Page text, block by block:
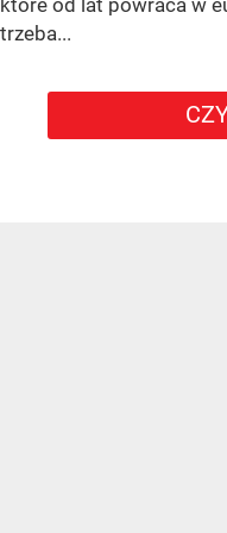
trzeba...